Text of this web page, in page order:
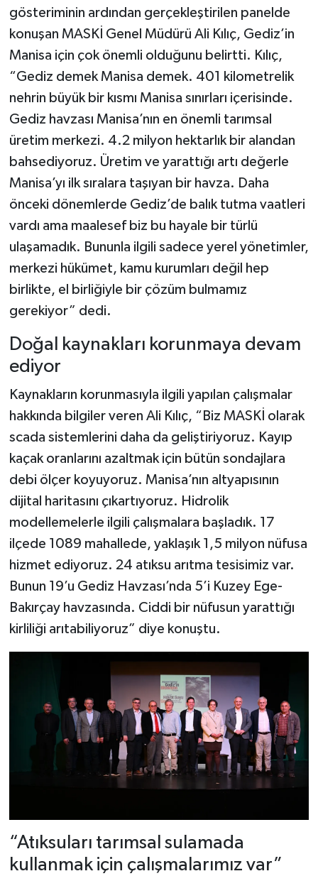
gösteriminin ardından gerçekleştirilen panelde
konuşan MASKİ Genel Müdürü Ali Kılıç, Gediz’in
Manisa için çok önemli olduğunu belirtti. Kılıç,
“Gediz demek Manisa demek. 401 kilometrelik
nehrin büyük bir kısmı Manisa sınırları içerisinde.
Gediz havzası Manisa’nın en önemli tarımsal
üretim merkezi. 4.2 milyon hektarlık bir alandan
bahsediyoruz. Üretim ve yarattığı artı değerle
Manisa’yı ilk sıralara taşıyan bir havza. Daha
önceki dönemlerde Gediz’de balık tutma vaatleri
vardı ama maalesef biz bu hayale bir türlü
ulaşamadık. Bununla ilgili sadece yerel yönetimler,
merkezi hükümet, kamu kurumları değil hep
birlikte, el birliğiyle bir çözüm bulmamız
gerekiyor” dedi.
Doğal kaynakları korunmaya devam
ediyor
Kaynakların korunmasıyla ilgili yapılan çalışmalar
hakkında bilgiler veren Ali Kılıç, “Biz MASKİ olarak
scada sistemlerini daha da geliştiriyoruz. Kayıp
kaçak oranlarını azaltmak için bütün sondajlara
debi ölçer koyuyoruz. Manisa’nın altyapısının
dijital haritasını çıkartıyoruz. Hidrolik
modellemelerle ilgili çalışmalara başladık. 17
ilçede 1089 mahallede, yaklaşık 1,5 milyon nüfusa
hizmet ediyoruz. 24 atıksu arıtma tesisimiz var.
Bunun 19’u Gediz Havzası’nda 5’i Kuzey Ege-
Bakırçay havzasında. Ciddi bir nüfusun yarattığı
kirliliği arıtabiliyoruz” diye konuştu.
“Atıksuları tarımsal sulamada
kullanmak için çalışmalarımız var”